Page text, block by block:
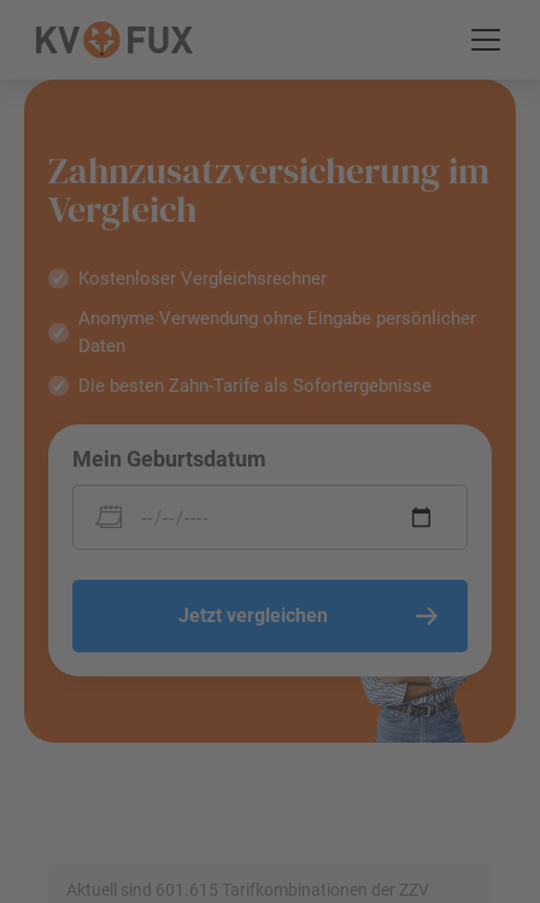
Zahnzusatzversicherung im
Vergleich
Kostenloser Vergleichsrechner
Anonyme Verwendung ohne Eingabe persönlicher
Daten
Die besten Zahn-Tarife als Sofortergebnisse
Mein Geburtsdatum
Jetzt vergleichen
Aktuell sind 601.615 Tarifkombinationen der ZZV